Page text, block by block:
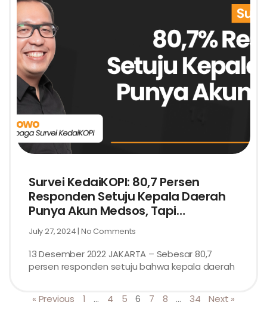
Survei KedaiKOPI: 80,7 Persen
Responden Setuju Kepala Daerah
Punya Akun Medsos, Tapi…
July 27, 2024 No Comments
13 Desember 2022 JAKARTA – Sebesar 80,7
persen responden setuju bahwa kepala daerah
« Previous 1 … 4 5 6 7 8 … 34 Next »